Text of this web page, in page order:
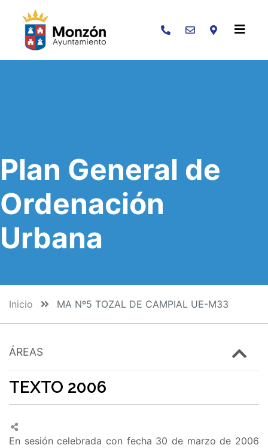
Buscar
Plan General de
Ordenación
Urbana
Inicio MA Nº5 TOZAL DE CAMPIAL UE-M33
ÁREAS
TEXTO 2006
En sesión celebrada con fecha 30 de marzo de 2006